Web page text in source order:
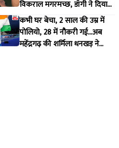
विकराल मगरमच्छ, डॉगी ने दिया
मकान मालिक को इशारा
कभी घर बेचा, 2 साल की उम्र में
पोलियो, 28 में नौकरी गई...अब
महेंद्रगढ़ की शर्मिला धनखड़ ने